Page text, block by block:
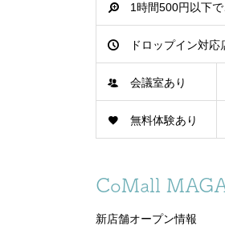
1時間500円以下
ドロップイン対応
会議室あり
無料体験あり
CoMall
新店舗オープン情報